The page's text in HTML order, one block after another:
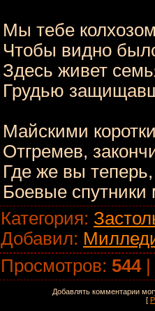
Мы тебе
Чтобы видно
Здесь живет
Грудью
Майскими
Отгремев,
Где же вы
Боевые спутники
Категория:
Добавил:
Просмотров: 544|
Добавлять комментарии
[